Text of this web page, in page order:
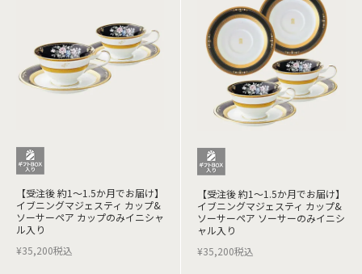
【受注後 約1～1.5か月でお届け】
イブニングマジェスティ カップ&
ソーサーペア カップのみイニシャ
ル入り
¥35,200税込
【受注後 約1～1.5か月でお届け】
イブニングマジェスティ カップ&
ソーサーペア ソーサーのみイニシ
ャル入り
¥35,200税込